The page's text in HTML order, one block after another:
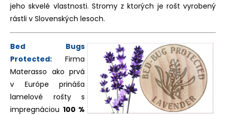
jeho skvelé vlastnosti. Stromy z ktorých je rošt vyrobený
rástli v Slovenských lesoch.
Bed Bugs
Protected:
Firma
Materasso ako prvá
v Európe prináša
lamelové rošty s
impregnáciou 100 %